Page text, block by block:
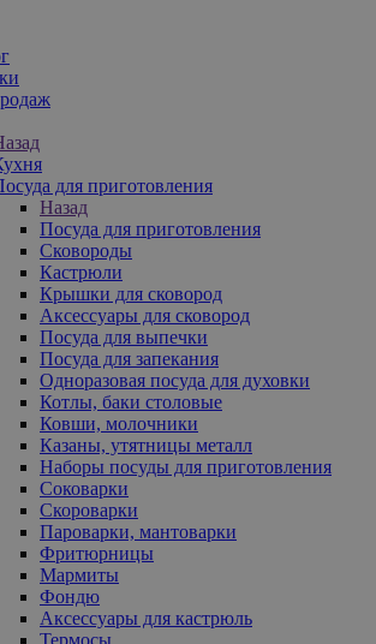
для приготовления
Назад
Посуда для приготовления
Сковороды
Кастрюли
Крышки для сковород
Аксессуары для сковород
Посуда для выпечки
Посуда для запекания
Одноразовая посуда для духовки
Котлы, баки столовые
Ковши, молочники
Казаны, утятницы металл
Наборы посуды для приготовления
Соковарки
Скороварки
Пароварки, мантоварки
Фритюрницы
Мармиты
Фондю
Аксессуары для кастрюль
Термосы